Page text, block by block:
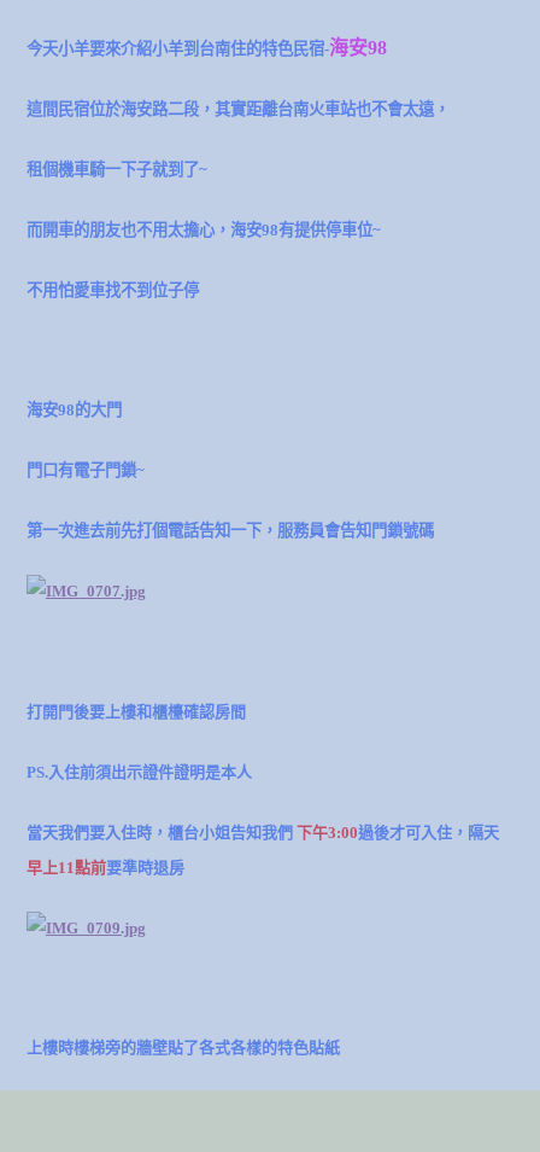
今天小羊要來介紹小羊到台南住的特色民宿-海安98
這間民宿位於海安路二段，其實距離台南火車站也不會太遠，
租個機車騎一下子就到了~
而開車的朋友也不用太擔心，海安98有提供停車位~
不用怕愛車找不到位子停
海安98的大門
門口有電子門鎖~
第一次進去前先打個電話告知一下， 服務員會告知門鎖號碼
打開門後要上樓和櫃檯確認房間
PS.入住前須出示證件證明是本人
當天我們要入住時， 櫃台小姐告知我們 下午3:00過後才可入住，隔天
早上11點前要準時退房
上樓時樓梯旁的牆壁貼了各式各樣的特色貼紙